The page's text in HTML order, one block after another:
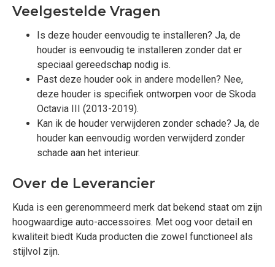
Veelgestelde Vragen
Is deze houder eenvoudig te installeren? Ja, de
houder is eenvoudig te installeren zonder dat er
speciaal gereedschap nodig is.
Past deze houder ook in andere modellen? Nee,
deze houder is specifiek ontworpen voor de Skoda
Octavia III (2013-2019).
Kan ik de houder verwijderen zonder schade? Ja, de
houder kan eenvoudig worden verwijderd zonder
schade aan het interieur.
Over de Leverancier
Kuda is een gerenommeerd merk dat bekend staat om zijn
hoogwaardige auto-accessoires. Met oog voor detail en
kwaliteit biedt Kuda producten die zowel functioneel als
stijlvol zijn.